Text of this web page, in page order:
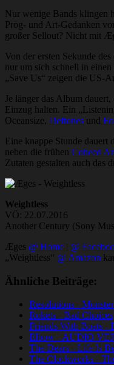
Nur wenige Bands klingen
Prog- und Art-Gedanken
großer Sellout? Nicht mit
Von der ersten Sekunde
nur um sich schnell in
„Save Us“ zeigen die US-
Je länger das Album
Einzug halten. Ein
Oceansize, Deftones und
Eine knappe Stunde
neben die frühen Coheed
Zutaten gestalten auch das
Weightless
VÖ: 22.07.2016
Another Century (Sony
Æges @ Home | @
„Weightless“ @ Amazon
Ähnliche Beiträge:
Resolutions -
Rokets - Bad Choices
Friends With Boats -
Elbow - AUDIO
The Dears - Life Is
The Clockworks -